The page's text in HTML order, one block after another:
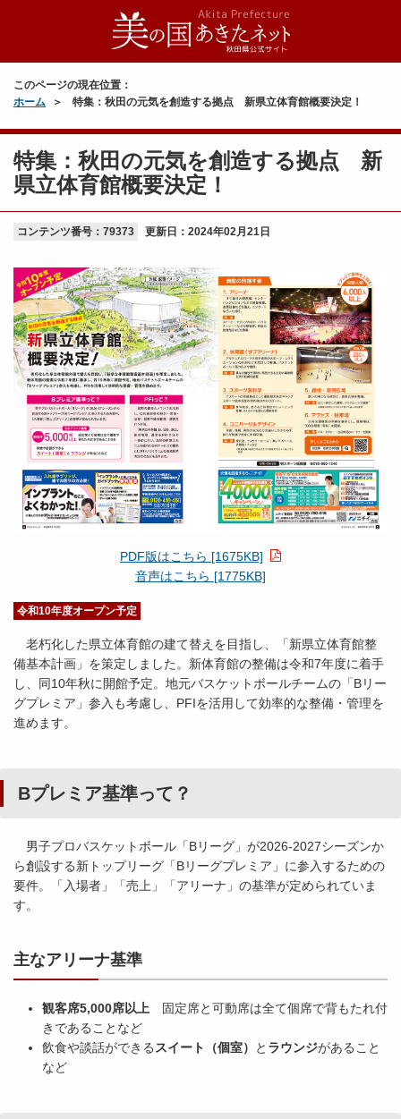
このページの現在位置：
ホーム
特集：秋田の元気を創造する拠点 新県立体育館概要決定！
特集：秋田の元気を創造する拠点 新
県立体育館概要決定！
コンテンツ番号：79373 更新日： 2024年02月21日
PDF版はこちら [1675KB]
音声はこちら [1775KB]
令和10年度オープン予定
老朽化した県立体育館の建て替えを目指し、「新県立体育館整
備基本計画」を策定しました。新体育館の整備は令和7年度に着手
し、同10年秋に開館予定。地元バスケットボールチームの「Bリー
グプレミア」参入も考慮し、PFIを活用して効率的な整備・管理を
進めます。
Bプレミア基準って？
男子プロバスケットボール「Bリーグ」が2026-2027シーズンか
ら創設する新トップリーグ「Bリーグプレミア」に参入するための
要件。「入場者」「売上」「アリーナ」の基準が定められていま
す。
主なアリーナ基準
観客席5,000席以上 固定席と可動席は全て個席で背もたれ付
きであることなど
飲食や談話ができる スイート（個室） と ラウンジがあること
など